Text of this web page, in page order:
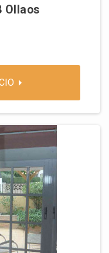
Ollaos